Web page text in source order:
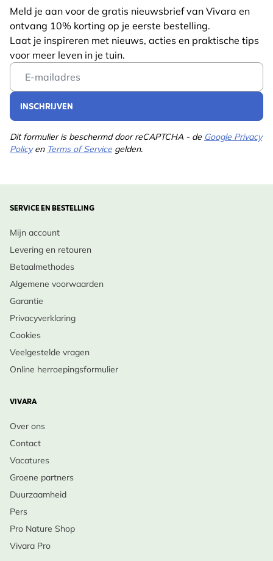
Verpakt in een geschenkdoos is hij perfect voor
verjaardagen, feesten of spontane gebaren van
vriendelijkheid.
Bevordert de biodiversiteit in tuinen: helpt lokale
vogels bij elke hap te gedijen.
Alleen bij Vivara: ontwikkeld met experts,
goedgekeurd door natuurliefhebbers en ontworpen
voor vogels.
Meld je aan voor de gratis nieuwsbrief van Vivara en
ontvang 10% korting op je eerste bestelling.
Laat je inspireren met nieuws, acties en praktische tips
voor meer leven in je tuin.
Email Address
INSCHRIJVEN
Dit formulier is beschermd door reCAPTCHA - de Google Privacy
Policyen Terms of Service gelden.
SERVICE EN BESTELLING
Mijn account
Levering en retouren
Betaalmethodes
Algemene voorwaarden
Garantie
Privacyverklaring
Cookies
Veelgestelde vragen
Online herroepingsformulier
VIVARA
Over ons
Contact
Vacatures
Groene partners
Duurzaamheid
Pers
Pro Nature Shop
Vivara Pro